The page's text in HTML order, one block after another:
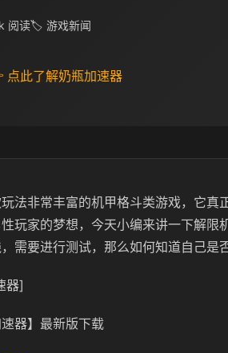
阅读🏷 游戏新闻
点此了解奶瓶加速器
法非常丰富的机甲格斗类游戏，它
玩家的梦想，今天小编来讲一下解
需要进行测试，那么如何知道自己是
器]
速器】最新版下载